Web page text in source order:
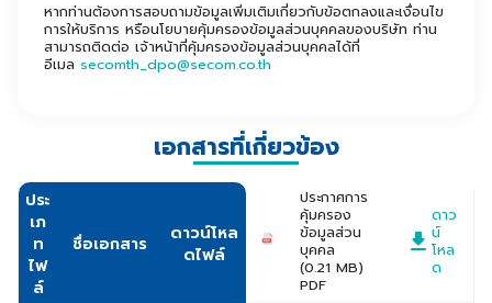
หากท่านต้องการสอบถามข้อมูลเพิ่มเติมเกี่ยวกับข้อตกลงและเงื่อนไข
การให้บริการ หรือนโยบายคุ้มครองข้อมูลส่วนบุคคลของบริษัท ท่าน
สามารถติดต่อ เจ้าหน้าที่คุ้มครองข้อมูลส่วนบุคคลได้ที่
อีเมล secomth_dpo@secom.co.th
เอกสารที่เกี่ยวข้อง
ประ
เภ
ท
ไฟ
ล์
ชื่อเอกสาร
ดาวน์โหล
ดไฟล์
ประกาศการ
คุ้มครอง
ข้อมูลส่วน
บุคคล
(0.21 MB)
PDF
ดาว
น์
โหล
ด